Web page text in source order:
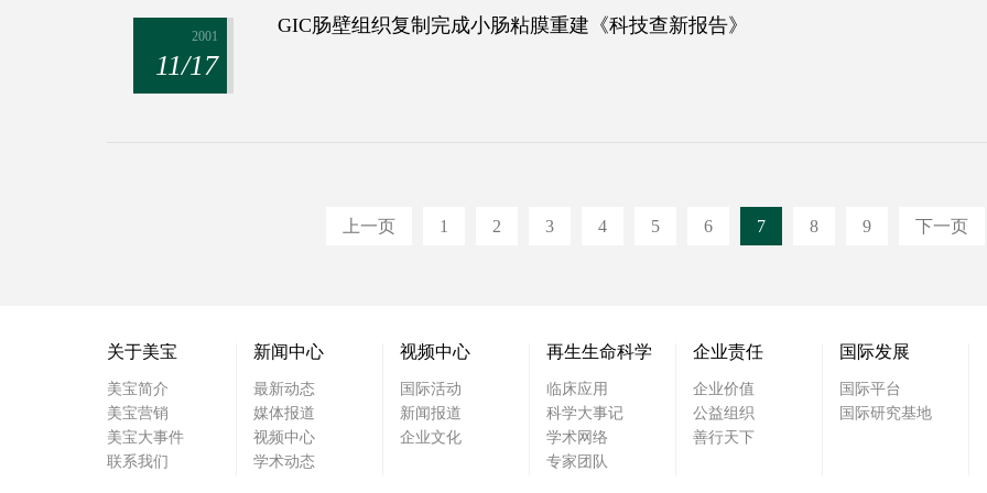
2001
11/17
GIC肠壁组织复制完成小肠粘膜重建《科技查新报告》
上一页 1 2 3 4 5 6 7 8 9 下一页
关于美宝
美宝简介
美宝营销
美宝大事件
联系我们
新闻中心
最新动态
媒体报道
视频中心
学术动态
视频中心
国际活动
新闻报道
企业文化
再生生命科学
临床应用
科学大事记
学术网络
专家团队
企业责任
企业价值
公益组织
善行天下
国际发展
国际平台
国际研究基地